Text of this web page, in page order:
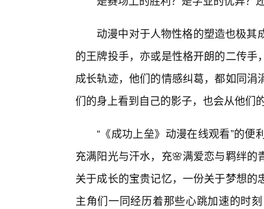
动漫中对于人物性格的塑造也极
的王牌投手，亦或是性格开朗的二传
成长轨迹，他们的情感纠葛，都如同
们的身上看到自己的影子，也会从他们
“《成功上垒》动漫在线观看”的
充满阳光与汗水，充🌸满爱恋与羁绊
关于成长的宝贵记忆，一份关于梦想
主角们一同经历着那些心跳加速的时